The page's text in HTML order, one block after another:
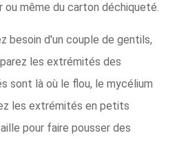
ou même du carton déchiqueté.
besoin d'un couple de gentils,
les extrémités des
sont là où le flou, le mycélium
les extrémités en petits
pour faire pousser des